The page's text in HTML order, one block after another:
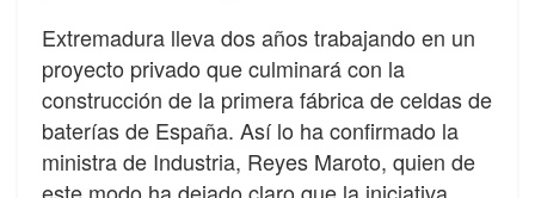
Extremadura lleva dos años trabajando en un
proyecto privado que culminará con la
construcción de la primera fábrica de celdas de
baterías de España. Así lo ha confirmado la
ministra de Industria, Reyes Maroto, quien de